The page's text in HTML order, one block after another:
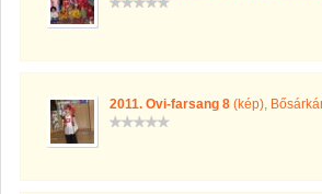
2011. Ovi-farsang 8 (kép),